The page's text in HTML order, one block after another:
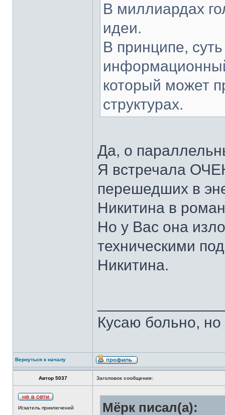
В миллиардах
идеи.
В принципе,
который может
структурах.
Да, о
Я встречала
перешедших в
Никитина в
Но у Вас она
техническими
Никитина.
Кусаю больно,
Вернуться к началу
Автор 5037 Заголовок сообщения:
Искатель приключений Мёрк писал(а):